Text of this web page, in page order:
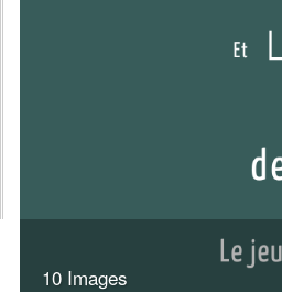
10 Images